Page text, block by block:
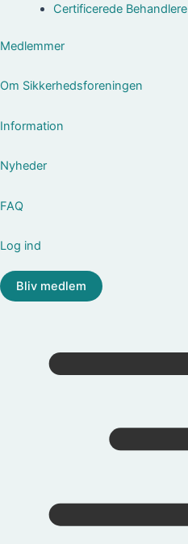
Certificerede Behandlere
Medlemmer
Om Sikkerhedsforeningen
Information
Nyheder
FAQ
Log ind
Bliv medlem